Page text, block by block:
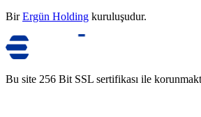
Bir Ergün Holding kuruluşudur.
Bu site 256 Bit SSL sertifikası ile